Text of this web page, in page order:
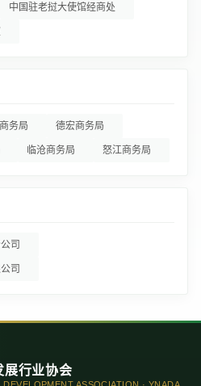
中国驻老挝大使馆经商处
务局 德宏商务局
临沧商务局 怒江商务局
司
司
展行业协会